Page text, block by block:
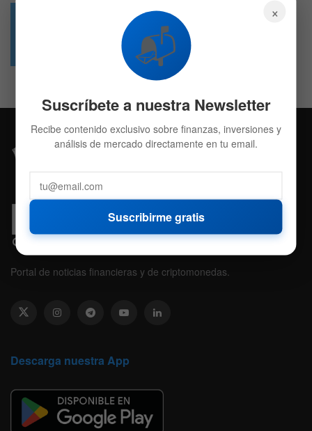
4.7k
Followers
Portal de noticias financieras y de criptomonedas.
Descarga nuestra App
×
📬
Suscríbete a nuestra Newsletter
Recibe contenido exclusivo sobre finanzas, inversiones y
análisis de mercado directamente en tu email.
Suscribirme gratis